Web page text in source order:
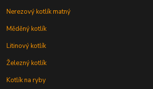
Nerezový kotlík matný
Měděný kotlík
Litinový kotlík
Železný kotlík
Kotlík na ryby